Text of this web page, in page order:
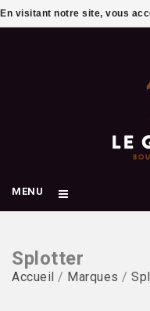
MENU
Splotter
Accueil / Marques /
En visitant notre site, vous